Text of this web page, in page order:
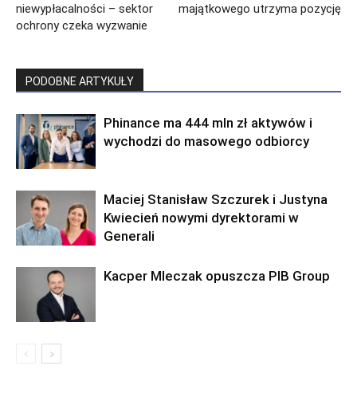
niewypłacalności – sektor
ochrony czeka wyzwanie
majątkowego utrzyma pozycję
PODOBNE ARTYKUŁY
Phinance ma 444 mln zł aktywów i
wychodzi do masowego odbiorcy
Maciej Stanisław Szczurek i Justyna
Kwiecień nowymi dyrektorami w
Generali
Kacper Mleczak opuszcza PIB Group